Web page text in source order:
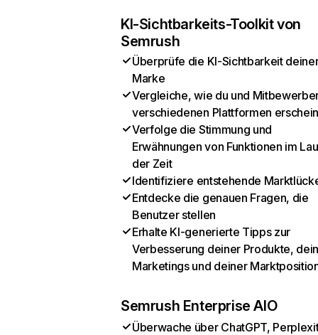
KI-Sichtbarkeits-Toolkit von
Semrush
Überprüfe die KI-Sichtbarkeit
Marke
Vergleiche, wie du und
verschiedenen Plattformen
Verfolge die Stimmung und
Erwähnungen von Funktionen im
der Zeit
Identifiziere entstehende
Entdecke die genauen Fragen, die
Benutzer stellen
Erhalte KI-generierte Tipps zur
Verbesserung deiner Produkte,
Marketings und deiner
Semrush Enterprise AIO
Überwache über ChatGPT,